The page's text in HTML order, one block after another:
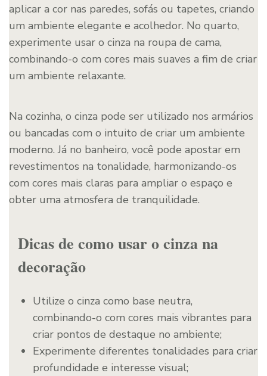
aplicar a cor nas paredes, sofás ou tapetes, criando
um ambiente elegante e acolhedor. No quarto,
experimente usar o cinza na roupa de cama,
combinando-o com cores mais suaves a fim de criar
um ambiente relaxante.
Na cozinha, o cinza pode ser utilizado nos armários
ou bancadas com o intuito de criar um ambiente
moderno. Já no banheiro, você pode apostar em
revestimentos na tonalidade, harmonizando-os
com cores mais claras para ampliar o espaço e
obter uma atmosfera de tranquilidade.
Dicas de como usar o cinza na
decoração
Utilize o cinza como base neutra,
combinando-o com cores mais vibrantes para
criar pontos de destaque no ambiente;
Experimente diferentes tonalidades para criar
profundidade e interesse visual;